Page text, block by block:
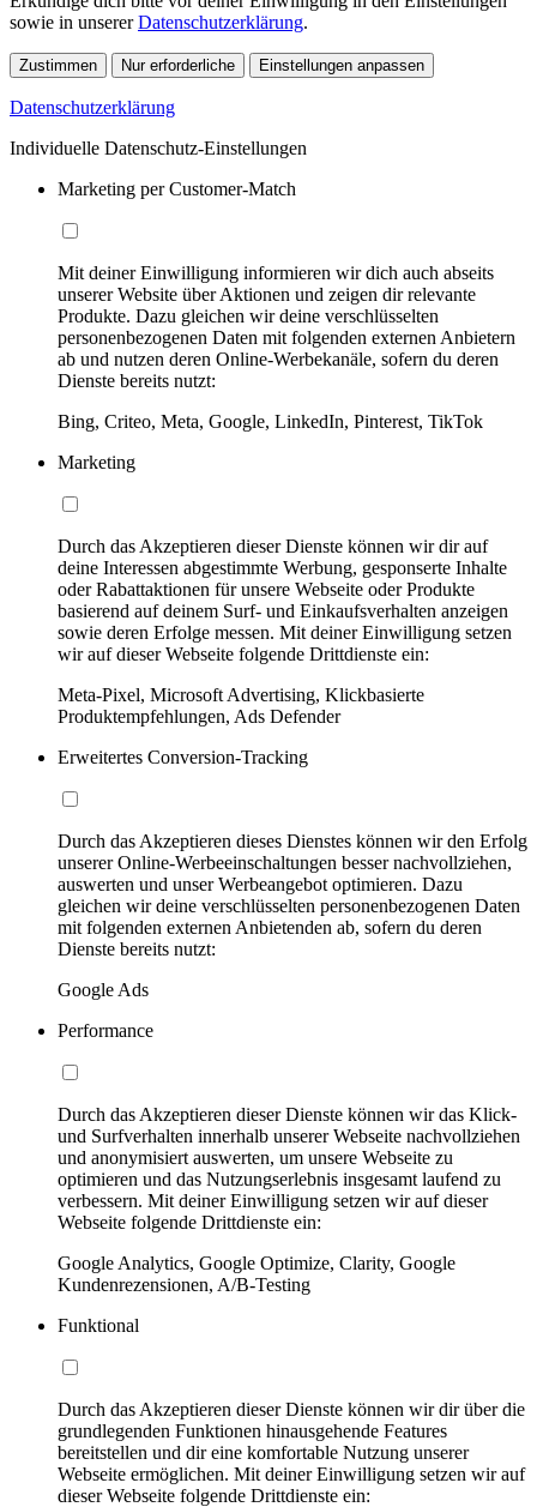
sowie in unsererDatenschutzerklärung.
Zustimmen Nur erforderliche Einstellungen anpassen
Datenschutzerklärung
Individuelle Datenschutz-Einstellungen
Marketing per Customer-Match
Mit deiner Einwilligung informieren wir dich auch abseits
unserer Website über Aktionen und zeigen dir relevante
Produkte. Dazu gleichen wir deine verschlüsselten
personenbezogenen Daten mit folgenden externen Anbietern
ab und nutzen deren Online-Werbekanäle, sofern du deren
Dienste bereits nutzt:
Bing, Criteo, Meta, Google, LinkedIn, Pinterest, TikTok
Marketing
Durch das Akzeptieren dieser Dienste können wir dir auf
deine Interessen abgestimmte Werbung, gesponserte Inhalte
oder Rabattaktionen für unsere Webseite oder Produkte
basierend auf deinem Surf- und Einkaufsverhalten anzeigen
sowie deren Erfolge messen. Mit deiner Einwilligung setzen
wir auf dieser Webseite folgende Drittdienste ein:
Meta-Pixel, Microsoft Advertising, Klickbasierte
Produktempfehlungen, Ads Defender
Erweitertes Conversion-Tracking
Durch das Akzeptieren dieses Dienstes können wir den Erfolg
unserer Online-Werbeeinschaltungen besser nachvollziehen,
auswerten und unser Werbeangebot optimieren. Dazu
gleichen wir deine verschlüsselten personenbezogenen Daten
mit folgenden externen Anbietenden ab, sofern du deren
Dienste bereits nutzt:
Google Ads
Performance
Durch das Akzeptieren dieser Dienste können wir das Klick-
und Surfverhalten innerhalb unserer Webseite nachvollziehen
und anonymisiert auswerten, um unsere Webseite zu
optimieren und das Nutzungserlebnis insgesamt laufend zu
verbessern. Mit deiner Einwilligung setzen wir auf dieser
Webseite folgende Drittdienste ein:
Google Analytics, Google Optimize, Clarity, Google
Kundenrezensionen, A/B-Testing
Funktional
Durch das Akzeptieren dieser Dienste können wir dir über die
grundlegenden Funktionen hinausgehende Features
bereitstellen und dir eine komfortable Nutzung unserer
Webseite ermöglichen. Mit deiner Einwilligung setzen wir auf
dieser Webseite folgende Drittdienste ein: